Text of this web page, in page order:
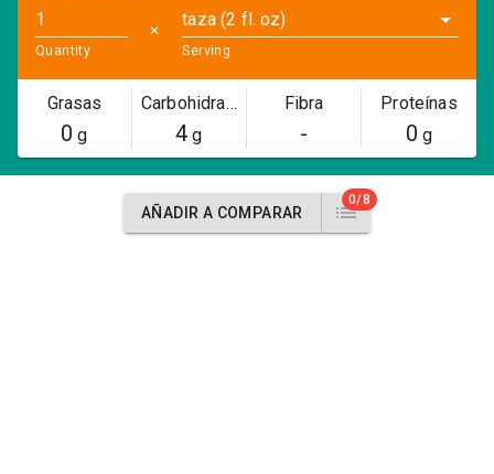
Quantity
✕
taza (2 fl. oz)
Serving
Grasas
0 g
Carbohidratos
4 g
Fibra
-
Proteínas
0 g
AÑADIR A COMPARAR
0/8